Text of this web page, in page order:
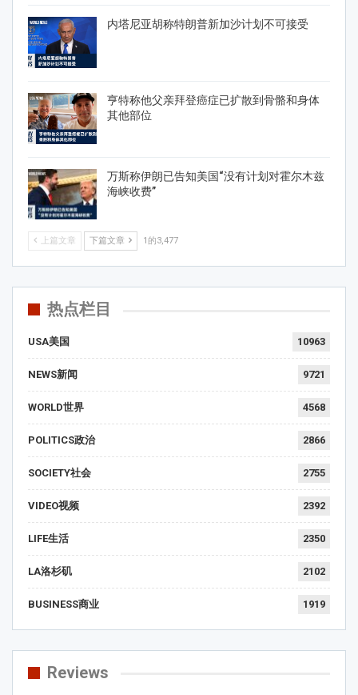
内塔尼亚胡称特朗普新加沙计划不可接受
亨特称他父亲拜登癌症已扩散到骨骼和身体
其他部位
万斯称伊朗已告知美国“没有计划对霍尔木兹
海峡收费”
上篇文章 下篇文章 1的3,477
热点栏目
USA美国 10963
NEWS新闻 9721
WORLD世界 4568
POLITICS政治 2866
SOCIETY社会 2755
VIDEO视频 2392
LIFE生活 2350
LA洛杉矶 2102
BUSINESS商业 1919
Reviews